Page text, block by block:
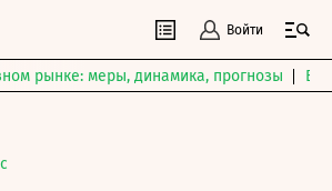
Войти
рынке: меры, динамика, прогнозы